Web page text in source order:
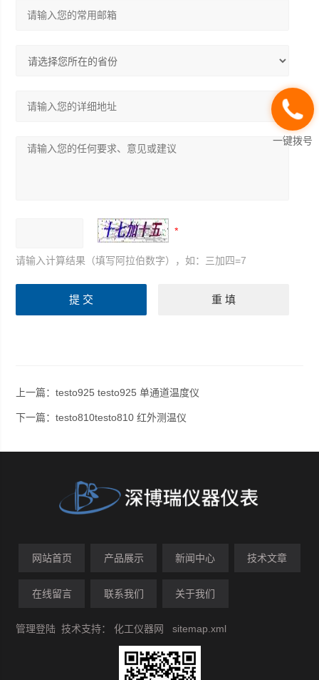
请输入计算结果（填写阿拉伯数字），如：三加四=7
上一篇：testo925 testo925 单通道温度仪
下一篇：testo810testo810 红外测温仪
网站首页 产品展示 新闻中心 技术文章
在线留言 联系我们 关于我们
管理登陆 技术支持：化工仪器网 sitemap.xml
一键拨号